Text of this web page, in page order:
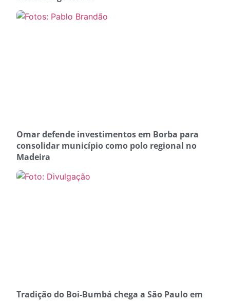
Omar defende investimentos em Borba para
consolidar município como polo regional no
Madeira
Tradição do Boi-Bumbá chega a São Paulo em